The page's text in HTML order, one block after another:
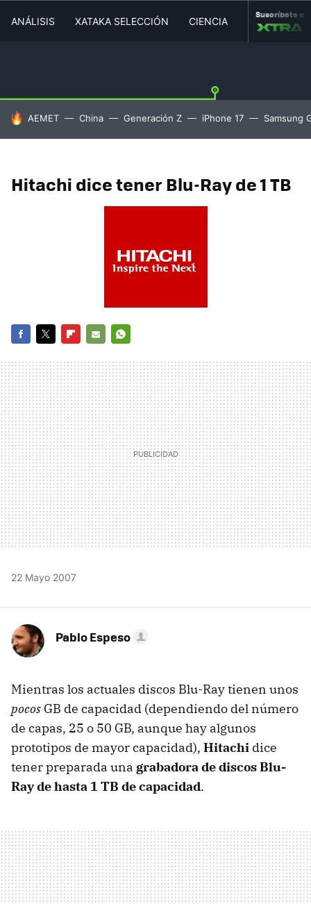
ANÁLISIS XATAKA SELECCIÓN CIENCIA MOVILIDAD
Suscríbete a
HOY SE HABLA DE
AEMET China Generación Z iPhone 17 Samsung
Hitachi dice tener Blu-Ray de 1 TB
MAIL
22 Mayo 2007
Pablo Espeso
Mientras los actuales discos Blu-Ray tienen unos
pocos GB de capacidad (dependiendo del número
de capas, 25 o 50 GB, aunque hay algunos
prototipos de mayor capacidad), Hitachi dice
tener preparada una grabadora de discos Blu-
Ray de hasta 1 TB de capacidad.